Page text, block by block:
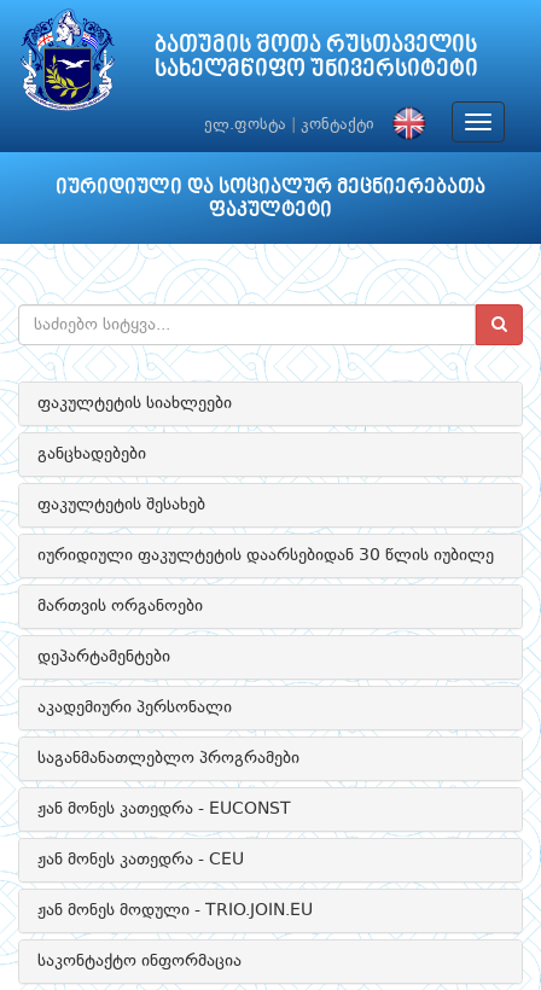
ბათუმის შოთა რუსთაველის
სახელმწიფო უნივერსიტეტი
ელ.ფოსტა კონტაქტი
Toggle
იურიდიული და სოციალურ მეცნიერებათა
ფაკულტეტი
ფაკულტეტის სიახლეები
განცხადებები
ფაკულტეტის შესახებ
იურიდიული ფაკულტეტის დაარსებიდან 30 წლის იუბილე
მართვის ორგანოები
დეპარტამენტები
აკადემიური პერსონალი
საგანმანათლებლო პროგრამები
ჟან მონეს კათედრა - EUCONST
ჟან მონეს კათედრა - CEU
ჟან მონეს მოდული - TRIO.JOIN.EU
საკონტაქტო ინფორმაცია